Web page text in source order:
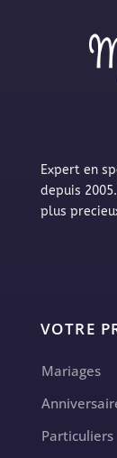
Expert en
depuis
plus
VOTRE
Mariages
Particuliers